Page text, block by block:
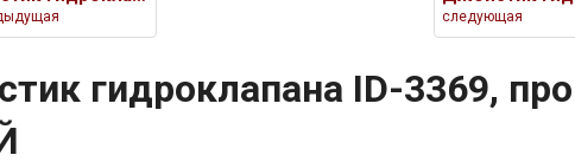
следующая
гидроклапана ID-3369,